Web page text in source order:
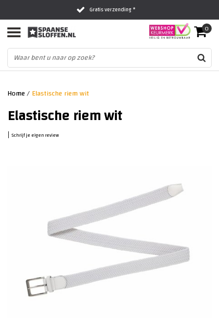
Gratis verzending *
Al 16 jaar het vertrouwde adres
Fysieke winkel in Zwolle
0
Home/Elastische riem wit
Elastische riem wit
| Schrijf je eigen review